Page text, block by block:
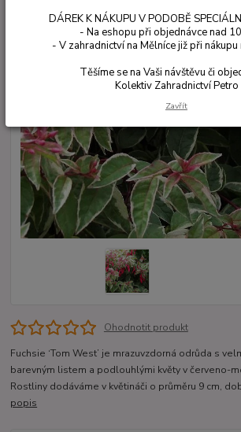
Ohodnotit produkt
Fuchsie ‘Tom West’ je mrazuvzdorná odrůda s
barevným listem a podlouhlými květy v červeno-
Rostliny dodáváme v květináči o průměru 9 cm,
popis
DÁREK K NÁKUPU V PODOBĚ
- Na eshopu při objednávce nad
- V zahradnictví na Mělníce již při nákupu
Těšíme se na Vaši návštěvu či
Kolektiv Zahradnictví Petro
Zavřít